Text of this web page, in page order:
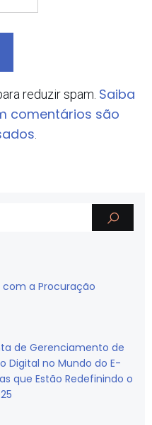
reduzir spam. Saiba
comentários são
.
a Procuração
de Gerenciamento de
Digital no Mundo do E-
que Estão Redefinindo o